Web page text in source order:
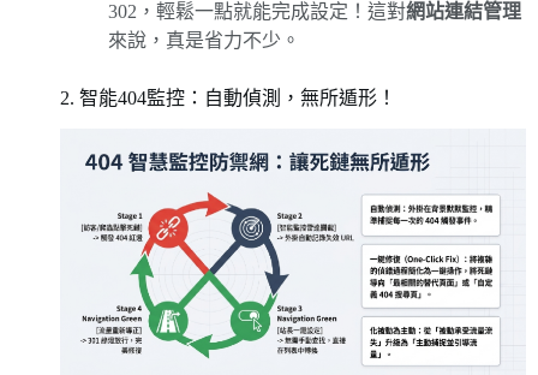
302，輕鬆一點就能完成設定！這對網站連結管理
來說，真是省力不少。
2. 智能404監控：自動偵測，無所遁形！